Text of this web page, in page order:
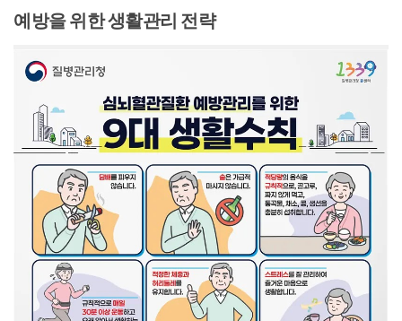
예방을 위한 생활관리 전략